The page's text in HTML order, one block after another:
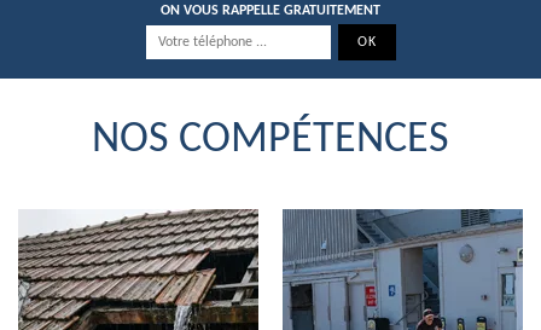
ON VOUS RAPPELLE GRATUITEMENT
NOS COMPÉTENCES